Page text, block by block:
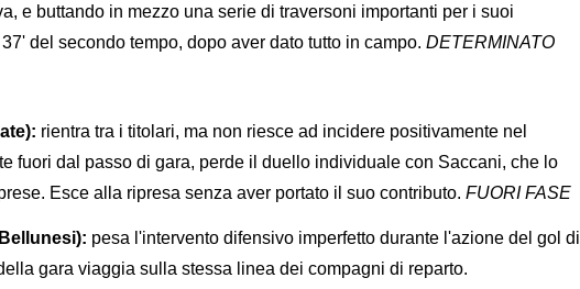
e buttando in mezzo una serie di traversoni importanti per i suoi
del secondo tempo, dopo aver dato tutto in campo. DETERMINATO
rientra tra i titolari, ma non riesce ad incidere positivamente nel
fuori dal passo di gara, perde il duello individuale con Saccani, che lo
Esce alla ripresa senza aver portato il suo contributo. FUORI FASE
pesa l'intervento difensivo imperfetto durante l'azione del gol di
gara viaggia sulla stessa linea dei compagni di reparto.